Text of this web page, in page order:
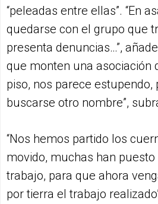
“peleadas entre ellas”. “En
quedarse con el grupo que
presenta denuncias…”,
que monten una asociación
piso, nos parece estupendo,
buscarse otro nombre”,
“Nos hemos partido los
movido, muchas han
trabajo, para que ahora
por tierra el trabajo